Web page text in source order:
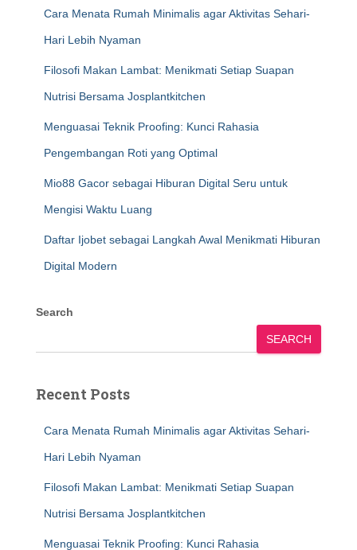
Cara Menata Rumah Minimalis agar Aktivitas Sehari-
Hari Lebih Nyaman
Filosofi Makan Lambat: Menikmati Setiap Suapan
Nutrisi Bersama Josplantkitchen
Menguasai Teknik Proofing: Kunci Rahasia
Pengembangan Roti yang Optimal
Mio88 Gacor sebagai Hiburan Digital Seru untuk
Mengisi Waktu Luang
Daftar Ijobet sebagai Langkah Awal Menikmati Hiburan
Digital Modern
Search
SEARCH
Recent Posts
Cara Menata Rumah Minimalis agar Aktivitas Sehari-
Hari Lebih Nyaman
Filosofi Makan Lambat: Menikmati Setiap Suapan
Nutrisi Bersama Josplantkitchen
Menguasai Teknik Proofing: Kunci Rahasia